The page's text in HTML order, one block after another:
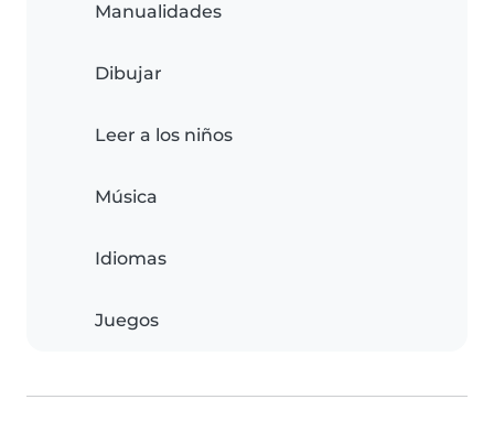
Manualidades
Dibujar
Leer a los niños
Música
Idiomas
Juegos